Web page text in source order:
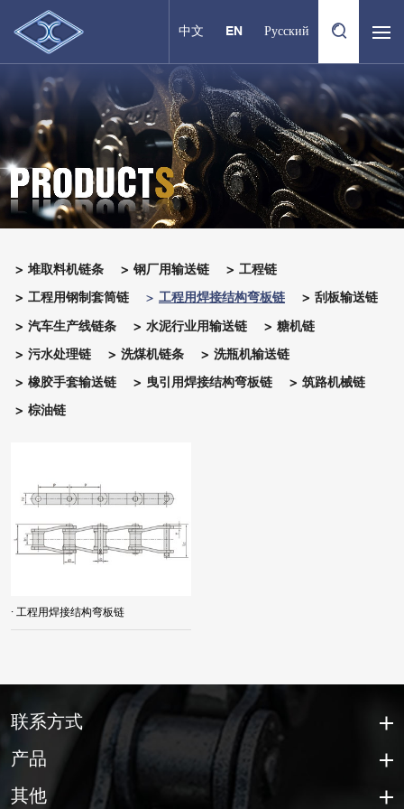
中文 EN Русский
堆取料机链条 钢厂用输送链
工程链
工程用钢制套筒链
工程用焊接结构弯板链
刮板输送链
汽车生产线链条
水泥行业用输送链
糖机链
污水处理链
洗煤机链条
洗瓶机输送链
橡胶手套输送链
曳引用焊接结构弯板链
筑路机械链
棕油链
· 工程用焊接结构弯板链
联系方式
产品
其他